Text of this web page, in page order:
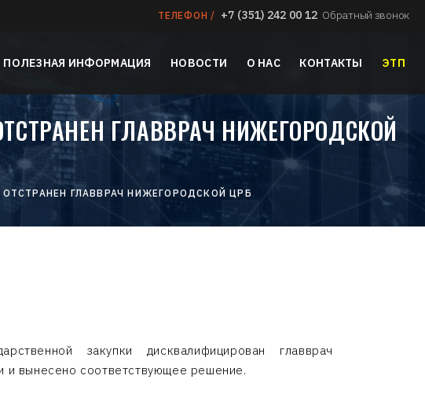
ТЕЛЕФОН / +7 (351) 242 00 12 Обратный звонок
ПОЛЕЗНАЯ ИНФОРМАЦИЯ НОВОСТИ О НАС КОНТАКТЫ ЭТП
ГЛАВВРАЧ НИЖЕГОРОДСКОЙ
ГЛАВВРАЧ НИЖЕГОРОДСКОЙ ЦРБ
закупки дисквалифицирован главврач
вынесено соответствующее решение.